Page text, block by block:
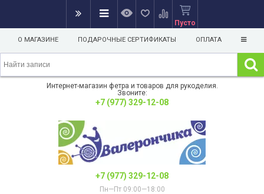
Пусто
О МАГАЗИНЕ ПОДАРОЧНЫЕ СЕРТИФИКАТЫ ОПЛАТА
Интернет-магазин фетра и товаров для рукоделия.
Звоните:
+7 (977) 329-12-08
+7 (977) 329-12-08
Пн—Пт 09:00—18:00